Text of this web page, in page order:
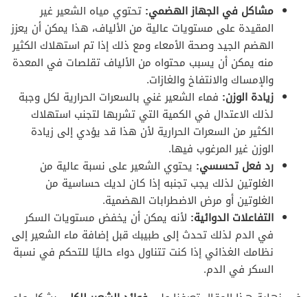
مشاكل في الجهاز الهضمي: تحتوي مياه الشعير غير
المقيدة على مستويات عالية من الألياف، هذا يمكن أن يعزز
الهضم الجيد وصحة الأمعاء ومع ذلك إذا تم استهلاك الكثير
منه يمكن أن يسبب محتواه من الألياف تقلصات في المعدة
والإمساك والانتفاخ والغازات.
زيادة الوزن: فماء الشعير غني بالسعرات الحرارية لكل وجبة
لذلك الاعتدال في الكمية التي تشربها لتجنب استهلاك
الكثير من السعرات الحرارية لأن هذا قد يؤدي إلى زيادة
الوزن غير المرغوب فيها.
رد فعل تحسسي: يحتوي الشعير على نسبة عالية من
الغلوتين لذلك يجب تجنبه إذا كان لديك حساسية من
الغلوتين أو مرض الاضطرابات الهضمية.
التفاعلات الدوائية: لأنه يمكن أن يخفض مستويات السكر
في الدم لذلك تحدث إلى طبيبك قبل إضافة ماء الشعير إلى
نظامك الغذائي إذا كنت تتناول دواء حاليًا للتحكم في نسبة
السكر في الدم.